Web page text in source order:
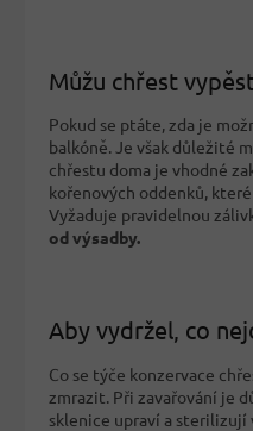
Můžu chřest
Pokud se ptáte, zda je
balkóně. Je však důležité
chřestu doma je vhodné
kořenových oddenků,
Vyžaduje pravidelnou
od výsadby.
Aby vydržel, co
Co se týče konzervace
zmrazit. Při zavařování je
sklenice upraví a sterilizují